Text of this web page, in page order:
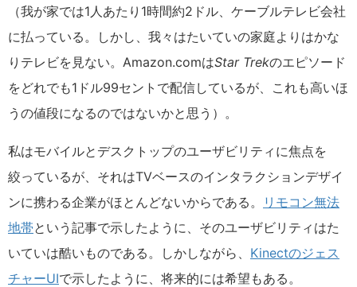
（我が家では1人あたり1時間約2ドル、ケーブルテレビ会社
に払っている。しかし、我々はたいていの家庭よりはかな
りテレビを見ない。Amazon.comはStar Trekのエピソード
をどれでも1ドル99セントで配信しているが、これも高いほ
うの値段になるのではないかと思う）。
私はモバイルとデスクトップのユーザビリティに焦点を
絞っているが、それはTVベースのインタラクションデザイ
ンに携わる企業がほとんどないからである。
リモコン無法
地帯という記事で示したように、そのユーザビリティはた
いていは酷いものである。しかしながら、 Kinectのジェス
チャーUIで示したように、将来的には希望もある。